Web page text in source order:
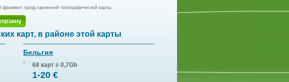
представленной топографической карты.
карт, в районе этой карты
Бельгия
68 карт в 0,7Gb
1-20 €